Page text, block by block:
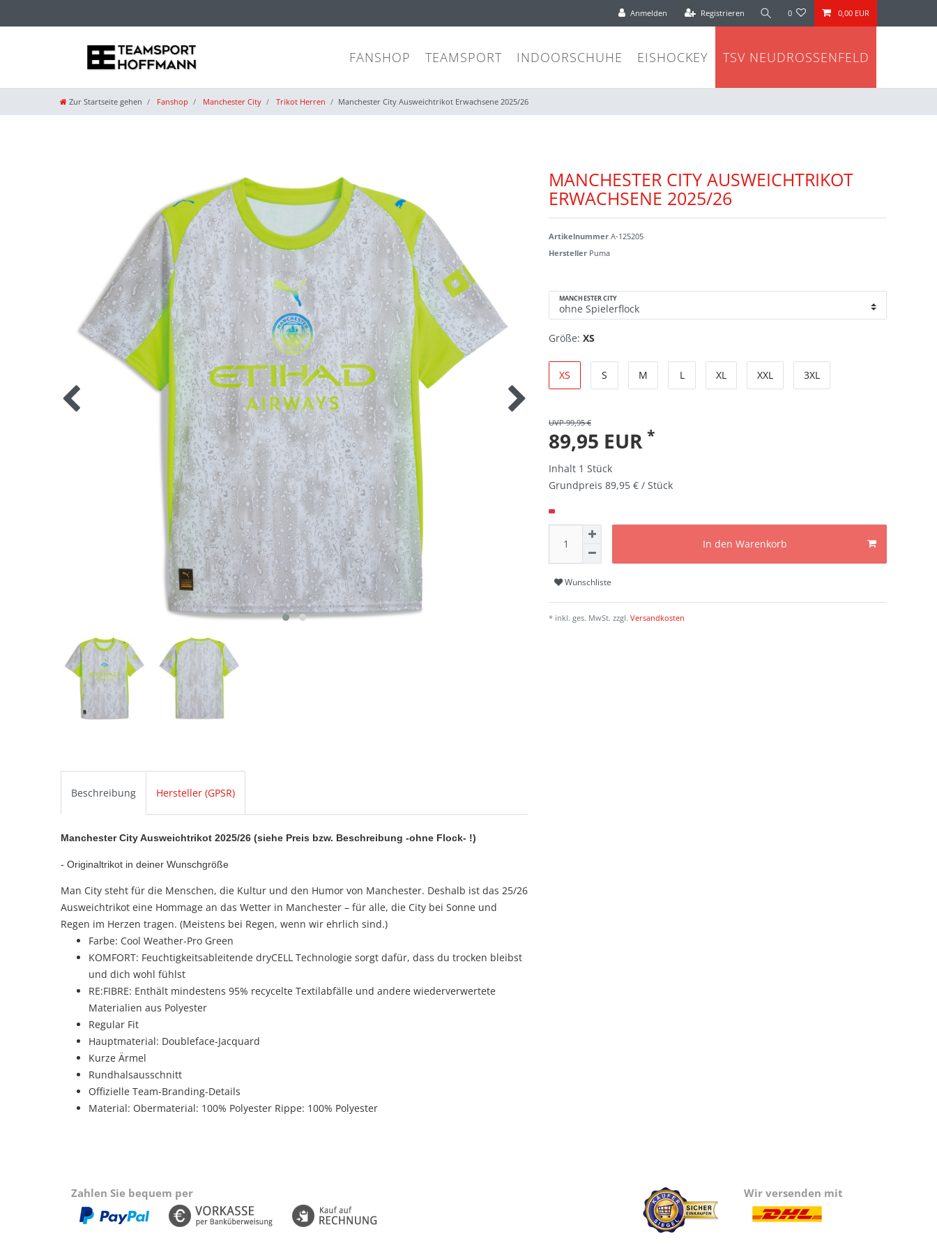
Anmelden Registrieren 0 0,00 EUR
FANSHOP TEAMSPORT INDOORSCHUHE EISHOCKEY TSV NEUDROSSENFELD
Zur Startseite gehen Fanshop Manchester City Trikot Herren Manchester City Ausweichtrikot Erwachsene 2025/26
MANCHESTER CITY AUSWEICHTRIKOT
ERWACHSENE 2025/26
Artikelnummer A-125205
Hersteller Puma
MANCHESTER CITY
Größe: XS
XS S M L XL XXL 3XL
UVP 99,95 €
89,95 EUR *
Inhalt 1 Stück
Grundpreis 89,95 € / Stück
In den Warenkorb
Wunschliste
* inkl. ges. MwSt. zzgl. Versandkosten
Beschreibung Hersteller (GPSR)
Manchester City Ausweichtrikot 2025/26 (siehe Preis bzw. Beschreibung -ohne Flock- !)
- Originaltrikot in deiner Wunschgröße
Man City steht für die Menschen, die Kultur und den Humor von Manchester. Deshalb ist das 25/26
Ausweichtrikot eine Hommage an das Wetter in Manchester – für alle, die City bei Sonne und
Regen im Herzen tragen. (Meistens bei Regen, wenn wir ehrlich sind.)
Farbe: Cool Weather-Pro Green
KOMFORT: Feuchtigkeitsableitende dryCELL Technologie sorgt dafür, dass du trocken bleibst
und dich wohl fühlst
RE:FIBRE: Enthält mindestens 95% recycelte Textilabfälle und andere wiederverwertete
Materialien aus Polyester
Regular Fit
Hauptmaterial: Doubleface-Jacquard
Kurze Ärmel
Rundhalsausschnitt
Offizielle Team-Branding-Details
Material: Obermaterial: 100% Polyester Rippe: 100% Polyester
Zahlen Sie bequem per Wir versenden mit